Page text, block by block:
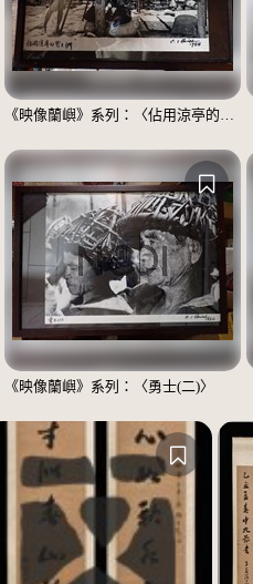
《映像蘭嶼》系列：〈佔用涼亭的男士們〉
《映像蘭嶼》系列：〈勇士(二)〉